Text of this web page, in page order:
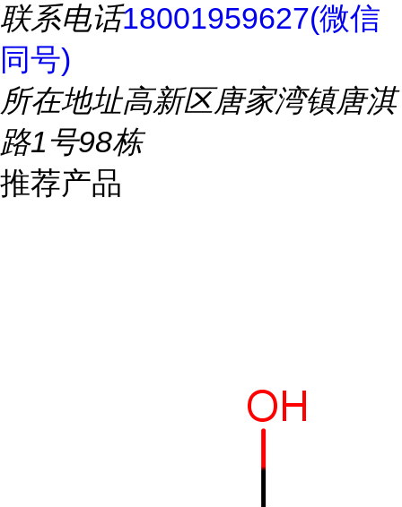
联系电话18001959627(微信
同号)
所在地址高新区唐家湾镇唐淇
路1号98栋
推荐产品